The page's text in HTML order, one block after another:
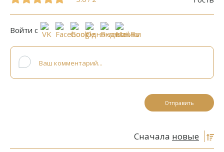
Войти с
Сначала новые